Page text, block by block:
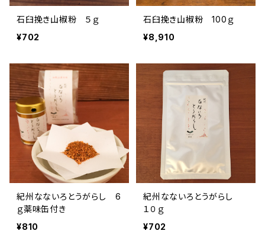
石臼挽き山椒粉 ５ｇ
¥702
石臼挽き山椒粉 100ｇ
¥8,910
紀州なないろとうがらし 6
ｇ薬味缶付き
¥810
紀州なないろとうがらし
１０ｇ
¥702